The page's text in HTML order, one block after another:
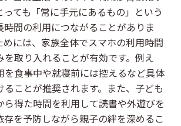
っても「常に手元にあるもの」という
時間の利用につながることがありま
めには、家族全体でスマホの利用時間
を取り入れることが有効です。例え
を食事中や就寝前には控えるなど具体
ることが推奨されます。また、子ども
ら得た時間を利用して読書や外遊びを
存を予防しながら親子の絆を深めるこ